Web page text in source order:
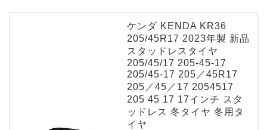
ケンダ KENDA KR36
205/45R17 2023年製 新品
スタッドレスタイヤ
205/45/17 205-45-17
205/45-17 205／45R17
205／45／17 2054517
205 45 17 17インチ スタ
ッドレス 冬タイヤ 冬用タ
イヤ